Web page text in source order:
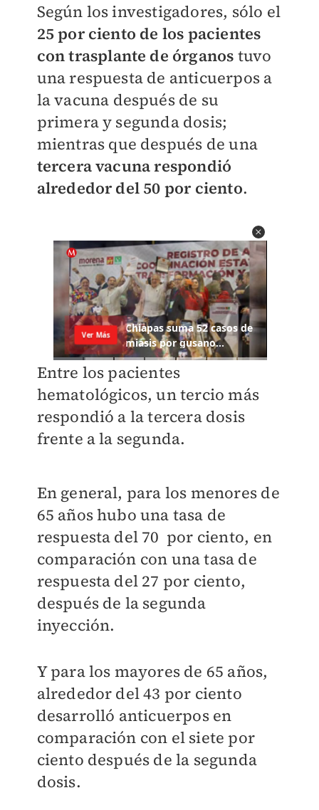
Según los investigadores, sólo el
25 por ciento de los pacientes
con trasplante de órganos tuvo
una respuesta de anticuerpos a
la vacuna después de su
primera y segunda dosis;
mientras que después de una
tercera vacuna respondió
alrededor del 50 por ciento.
Entre los pacientes
hematológicos, un tercio más
respondió a la tercera dosis
frente a la segunda.
En general, para los menores de
65 años hubo una tasa de
respuesta del 70 por ciento, en
comparación con una tasa de
respuesta del 27 por ciento,
después de la segunda
inyección.
Y para los mayores de 65 años,
alrededor del 43 por ciento
desarrolló anticuerpos en
comparación con el siete por
ciento después de la segunda
dosis.